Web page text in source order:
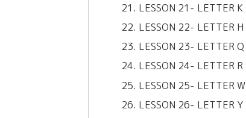
LESSON 21- LETTER K
LESSON 22- LETTER H
LESSON 23- LETTER Q
LESSON 24- LETTER R
LESSON 25- LETTER W
LESSON 26- LETTER Y